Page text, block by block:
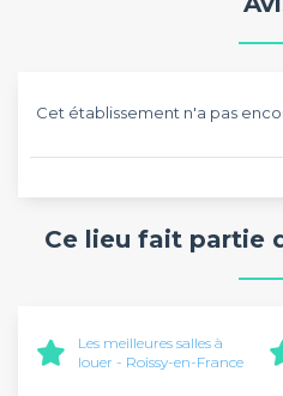
Cet établissement n'a pas
Ce lieu fait partie
Les meilleures salles à
louer - Roissy-en-France